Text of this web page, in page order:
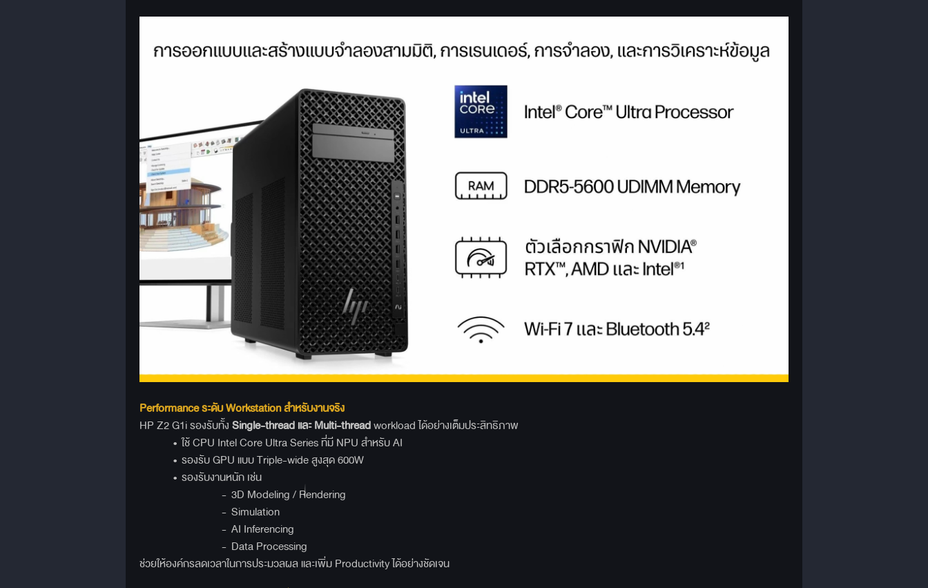
Performanceระดับ Workstationสำหรับงานจริง
HP Z2 G1i รองรับทั้ง Single-thread และ Multi-threadworkload ได้อย่างเต็มประสิทธิภาพ
• ใช้ CPU Intel Core Ultra Series ที่มี NPU สำหรับ AI
• รองรับ GPU แบบ Triple-wide สูงสุด 600W
• รองรับงานหนัก เช่น
- 3D Modeling / Rendering
- Simulation
- AI Inferencing
- Data Processing
ช่วยให้องค์กรลดเวลาในการประมวลผล และเพิ่ม Productivity ได้อย่างชัดเจน